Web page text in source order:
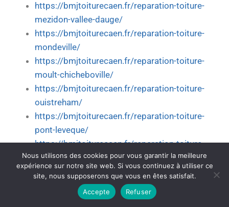
https://bmjtoiturecaen.fr/reparation-toiture-
mezidon-vallee-dauge/
https://bmjtoiturecaen.fr/reparation-toiture-
mondeville/
https://bmjtoiturecaen.fr/reparation-toiture-
moult-chicheboville/
https://bmjtoiturecaen.fr/reparation-toiture-
ouistreham/
https://bmjtoiturecaen.fr/reparation-toiture-
pont-leveque/
https://bmjtoiturecaen.fr/reparation-toiture-
saint-andre-sur-orne/
https://bmjtoiturecaen.fr/reparation-toiture-
saint-aubin-sur-mer/
https://bmjtoiturecaen.fr/reparation-toiture-
Nous utilisons des cookies pour vous garantir la meilleure
expérience sur notre site web. Si vous continuez à utiliser ce
site, nous supposerons que vous en êtes satisfait.
Accepte
Refuser